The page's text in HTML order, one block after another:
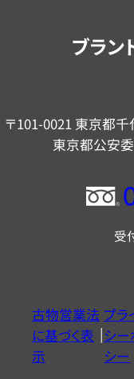
ブラン
〒101-0021 東京都
東京都公安
受
古物営業法
に基づく表
示
プラ
シー
シー